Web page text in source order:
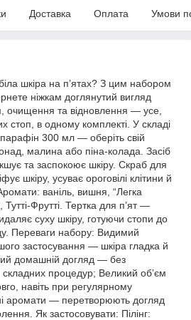
Доставка Оплата Умови
шкіра на п’ятах? З цим набором
ніжкам доглянутий вигляд
та відновлення — усе,
стоп, в одному комплекті. У складі
300 мл — оберіть свій
малина або піна-колада. Засіб
та заспокоює шкіру. Скраб для
шкіру, усуває ороговілі клітини й
ваніль, вишня, “Легка
Тутті-Фрутті. Тертка для п’ят —
суху шкіру, готуючи стопи до
Переваги набору: Видимий
застосування — шкіра гладка й
домашній догляд — без
складних процедур; Великий обʼєм
навіть при регулярному
аромати — перетворюють догляд
Як застосовувати: Пілінг: